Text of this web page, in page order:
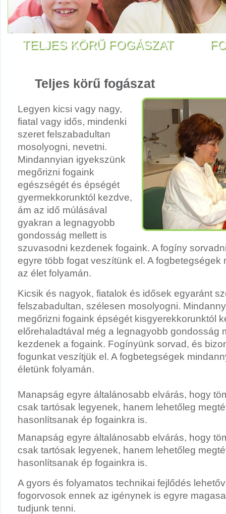
TELJES KÖRŰ FOGÁSZAT
Teljes körű fogászat
Legyen kicsi vagy nagy,
fiatal vagy idős, mindenki
szeret felszabadultan
mosolyogni, nevetni.
Mindannyian igyekszünk
megőrizni fogaink
egészségét és épségét
gyermekkorunktól kezdve,
ám az idő múlásával
gyakran a legnagyobb
gondosság mellett is
szuvasodni kezdenek fogaink. A fogíny
egyre több fogat veszítünk el. A fogbetegségek
az élet folyamán.
Kicsik és nagyok, fiatalok és idősek egyaránt
felszabadultan, szélesen mosolyogni.
megőrizni fogaink épségét kisgyerekkorunktól
előrehaladtával még a legnagyobb gondosság
kezdenek a fogaink. Fogínyünk sorvad, és
fogunkat veszítjük el. A fogbetegségek
életünk folyamán.
Manapság egyre általánosabb elvárás, hogy
csak tartósak legyenek, hanem lehetőleg
hasonlítsanak ép fogainkra is.
Manapság egyre általánosabb elvárás, hogy
csak tartósak legyenek, hanem lehetőleg
hasonlítsanak ép fogainkra is.
A gyors és folyamatos technikai fejlődés
fogorvosok ennek az igénynek is egyre
tudjunk tenni.